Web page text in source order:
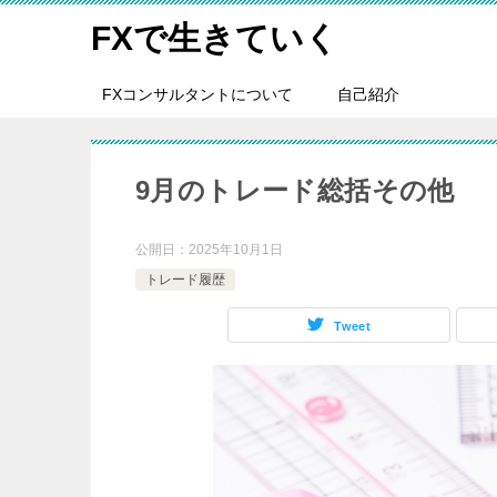
FXで生きていく
FXコンサルタントについて 自己紹介
9月のトレード総括その他
公開日： 2025年10月1日
トレード履歴
Tweet